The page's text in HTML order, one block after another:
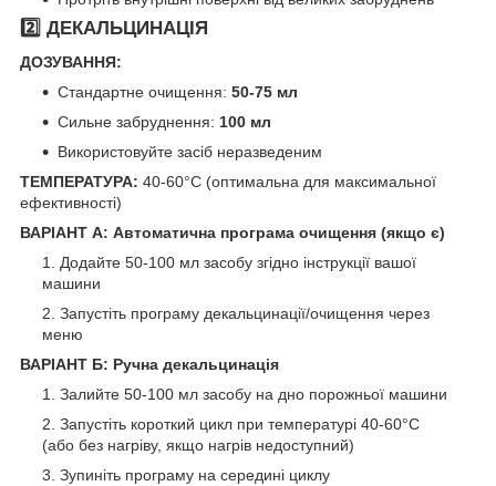
2️⃣ ДЕКАЛЬЦИНАЦІЯ
ДОЗУВАННЯ:
Стандартне очищення: 50-75 мл
Сильне забруднення: 100 мл
Використовуйте засіб неразведеним
ТЕМПЕРАТУРА: 40-60°C (оптимальна для максимальної
ефективності)
ВАРІАНТ А: Автоматична програма очищення (якщо є)
Додайте 50-100 мл засобу згідно інструкції вашої
машини
Запустіть програму декальцинації/очищення через
меню
ВАРІАНТ Б: Ручна декальцинація
Залийте 50-100 мл засобу на дно порожньої машини
Запустіть короткий цикл при температурі 40-60°C
(або без нагріву, якщо нагрів недоступний)
Зупиніть програму на середині циклу